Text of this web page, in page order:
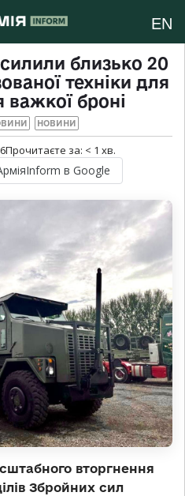
EN
близько 20
техніки для
важкої броні
НОВИНИ
Прочитаєте за: < 1 хв.
в Google
вторгнення
Збройних сил